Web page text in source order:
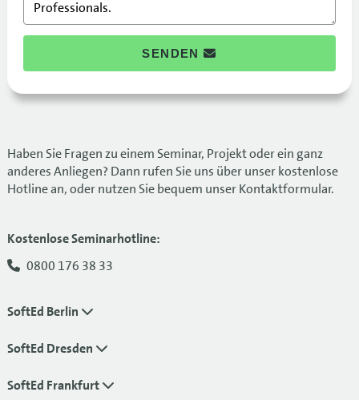
SENDEN
Haben Sie Fragen zu einem Seminar, Projekt oder ein ganz
anderes Anliegen? Dann rufen Sie uns über unser kostenlose
Hotline an, oder nutzen Sie bequem unser Kontaktformular.
Kostenlose Seminarhotline:
0800 176 38 33
SoftEd Berlin
SoftEd Dresden
SoftEd Frankfurt